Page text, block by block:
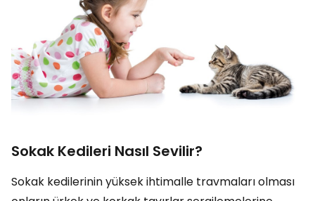
Sokak Kedileri Nasıl Sevilir?
Sokak kedilerinin yüksek ihtimalle travmaları olması